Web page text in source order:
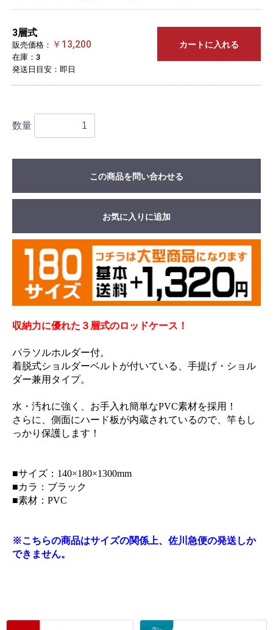
3層式
販売価格： ￥13,200
在庫：3
発送日目安：即日
カートに入れる
数量
この商品を問い合わせる
お気に入りに追加
収納力に優れた３層式のロッドケース！
パラソルホルダー付。
着脱式ショルダーベルトが付いている、手提げ・ショル
ダー兼用タイプ。
水・汚れに強く、お手入れ簡単なPVC素材を採用！
さらに、側面にハード板が内蔵されているので、竿もし
っかり保護します！
■サイズ：140×180×1300mm
■カラ：ブラック
■素材：PVC
※こちらの商品はサイズの関係上、佐川急便の発送しか
できません。